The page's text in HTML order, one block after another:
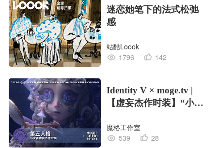
迷恋她笔下的法式松弛
感
站酷Loook
1796
142
Identity V × moge.tv |
【虚妄杰作时装】“小女
魔格工作室
539
28